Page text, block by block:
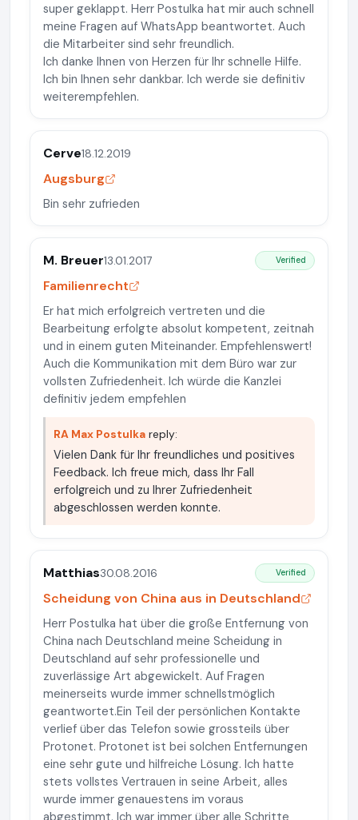
super geklappt. Herr Postulka hat mir auch schnell
meine Fragen auf WhatsApp beantwortet. Auch
die Mitarbeiter sind sehr freundlich.
Ich danke Ihnen von Herzen für Ihr schnelle Hilfe.
Ich bin Ihnen sehr dankbar. Ich werde sie definitiv
weiterempfehlen.
Cerve18.12.2019
Augsburg
Bin sehr zufrieden
M. Breuer13.01.2017 Verified
Familienrecht
Er hat mich erfolgreich vertreten und die
Bearbeitung erfolgte absolut kompetent, zeitnah
und in einem guten Miteinander. Empfehlenswert!
Auch die Kommunikation mit dem Büro war zur
vollsten Zufriedenheit. Ich würde die Kanzlei
definitiv jedem empfehlen
RA Max Postulka reply:
Vielen Dank für Ihr freundliches und positives
Feedback. Ich freue mich, dass Ihr Fall
erfolgreich und zu Ihrer Zufriedenheit
abgeschlossen werden konnte.
Matthias30.08.2016 Verified
Scheidung von China aus in Deutschland
Herr Postulka hat über die große Entfernung von
China nach Deutschland meine Scheidung in
Deutschland auf sehr professionelle und
zuverlässige Art abgewickelt. Auf Fragen
meinerseits wurde immer schnellstmöglich
geantwortet.Ein Teil der persönlichen Kontakte
verlief über das Telefon sowie grossteils über
Protonet. Protonet ist bei solchen Entfernungen
eine sehr gute und hilfreiche Lösung. Ich hatte
stets vollstes Vertrauen in seine Arbeit, alles
wurde immer genauestens im voraus
abgestimmt. Ich war immer über alle Schritte